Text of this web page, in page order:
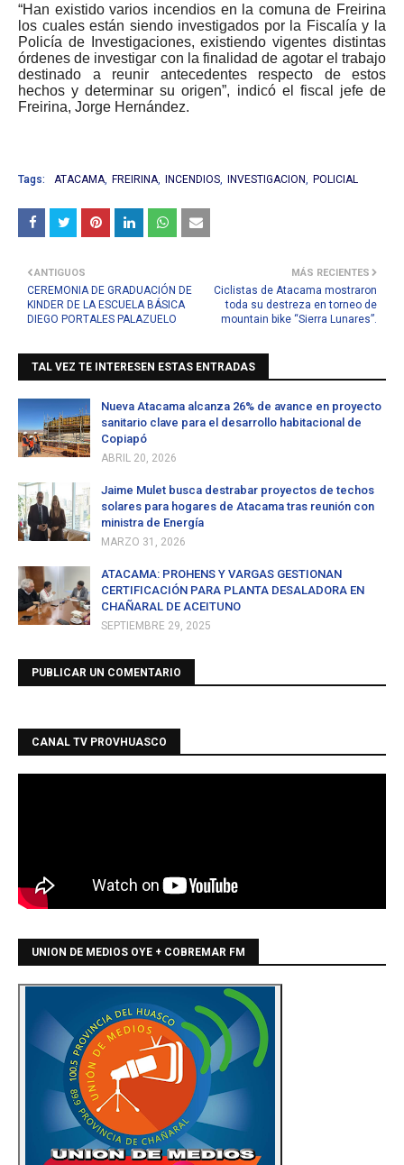
“Han existido varios incendios en la comuna de Freirina
los cuales están siendo investigados por la Fiscalía y la
Policía de Investigaciones, existiendo vigentes distintas
órdenes de investigar con la finalidad de agotar el trabajo
destinado a reunir antecedentes respecto de estos
hechos y determinar su origen”, indicó el fiscal jefe de
Freirina, Jorge Hernández.
Tags: ATACAMA FREIRINA INCENDIOS INVESTIGACION POLICIAL
MÁS RECIENTES
Ciclistas de Atacama mostraron
toda su destreza en torneo de
mountain bike “Sierra Lunares”.
ANTIGUOS
CEREMONIA DE GRADUACIÓN DE
KINDER DE LA ESCUELA BÁSICA
DIEGO PORTALES PALAZUELO
TAL VEZ TE INTERESEN ESTAS ENTRADAS
Nueva Atacama alcanza 26% de avance en proyecto
sanitario clave para el desarrollo habitacional de
Copiapó
ABRIL 20, 2026
Jaime Mulet busca destrabar proyectos de techos
solares para hogares de Atacama tras reunión con
ministra de Energía
MARZO 31, 2026
ATACAMA: PROHENS Y VARGAS GESTIONAN
CERTIFICACIÓN PARA PLANTA DESALADORA EN
CHAÑARAL DE ACEITUNO
SEPTIEMBRE 29, 2025
PUBLICAR UN COMENTARIO
CANAL TV PROVHUASCO
UNION DE MEDIOS OYE + COBREMAR FM